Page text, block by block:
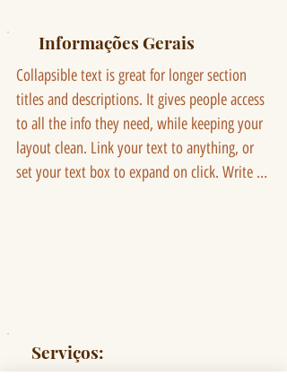
Informações Gerais
Collapsible text is great for longer section
titles and descriptions. It gives people access
to all the info they need, while keeping your
layout clean. Link your text to anything, or
set your text box to expand on click. Write
Serviços: